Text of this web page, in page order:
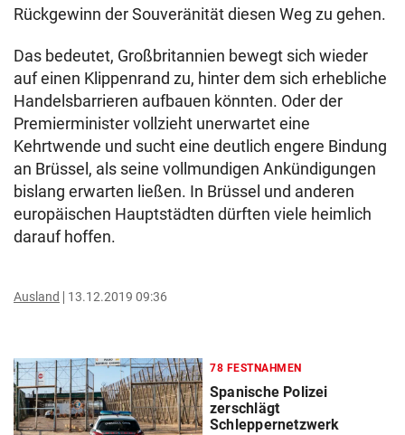
Rückgewinn der Souveränität diesen Weg zu gehen.
Das bedeutet, Großbritannien bewegt sich wieder
auf einen Klippenrand zu, hinter dem sich erhebliche
Handelsbarrieren aufbauen könnten. Oder der
Premierminister vollzieht unerwartet eine
Kehrtwende und sucht eine deutlich engere Bindung
an Brüssel, als seine vollmundigen Ankündigungen
bislang erwarten ließen. In Brüssel und anderen
europäischen Hauptstädten dürften viele heimlich
darauf hoffen.
Ausland 13.12.2019 09:36
78 FESTNAHMEN
Spanische Polizei
zerschlägt
Schleppernetzwerk